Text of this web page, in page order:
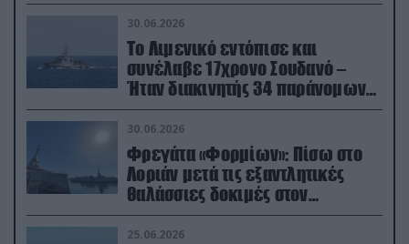
30.06.2026
Το Λιμενικό εντόπισε και
συνέλαβε 17χρονο Σουδανό –
Ήταν διακινητής 34 παράνομων
μεταναστών
30.06.2026
Φρεγάτα «Φορμίων»: Πίσω στο
Λοριάν μετά τις εξαντλητικές
θαλάσσιες δοκιμές στον
απαιτητικό Βισκαϊκό
25.06.2026